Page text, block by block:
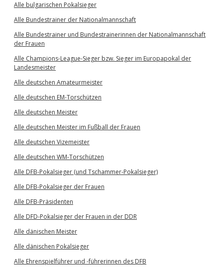
Alle bulgarischen Pokalsieger
Alle Bundestrainer der Nationalmannschaft
Alle Bundestrainer und Bundestrainerinnen der Nationalmannschaft
der Frauen
Alle Champions-League-Sieger bzw. Sieger im Europapokal der
Landesmeister
Alle deutschen Amateurmeister
Alle deutschen EM-Torschützen
Alle deutschen Meister
Alle deutschen Meister im Fußball der Frauen
Alle deutschen Vizemeister
Alle deutschen WM-Torschützen
Alle DFB-Pokalsieger (und Tschammer-Pokalsieger)
Alle DFB-Pokalsieger der Frauen
Alle DFB-Präsidenten
Alle DFD-Pokalsieger der Frauen in der DDR
Alle dänischen Meister
Alle dänischen Pokalsieger
Alle Ehrenspielführer und -führerinnen des DFB